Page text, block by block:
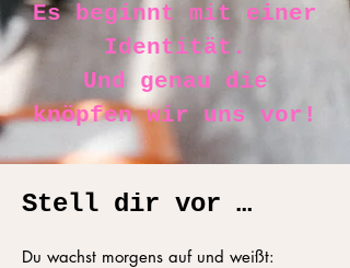
Es beginnt mit einer
Identität.
Und genau die
knöpfen wir uns vor!
Stell dir vor …
Du wachst morgens auf und weißt: